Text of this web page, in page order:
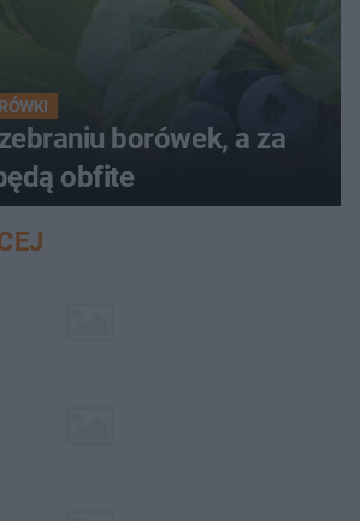
borówek, a za
obfite